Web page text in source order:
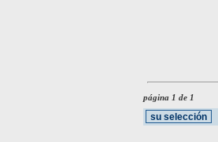
página 1 de 1